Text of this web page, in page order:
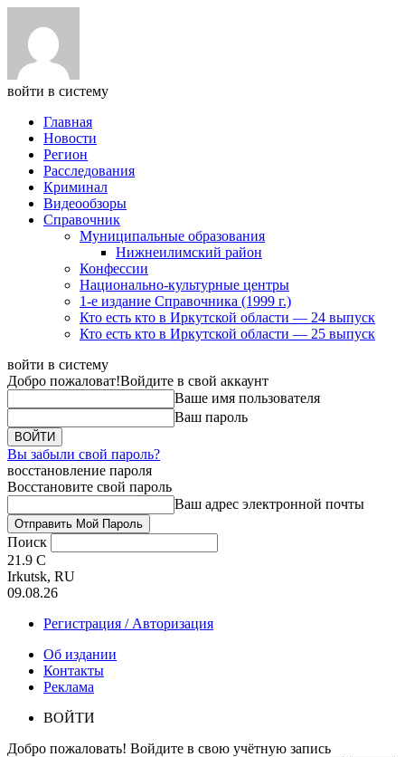
войти в систему
Главная
Новости
Регион
Расследования
Криминал
Видеообзоры
Справочник
Муниципальные образования
Нижнеилимский район
Конфессии
Национально-культурные центры
1-е издание Справочника (1999 г.)
Кто есть кто в Иркутской области — 24 выпуск
Кто есть кто в Иркутской области — 25 выпуск
войти в систему
Добро пожаловат!Войдите в свой аккаунт
Ваше имя пользователя
Ваш пароль
Вы забыли свой пароль?
восстановление пароля
Восстановите свой пароль
Ваш адрес электронной почты
Поиск
21.9 C
Irkutsk, RU
09.08.26
Регистрация / Авторизация
Об издании
Контакты
Реклама
ВОЙТИ
Добро пожаловать! Войдите в свою учётную запись